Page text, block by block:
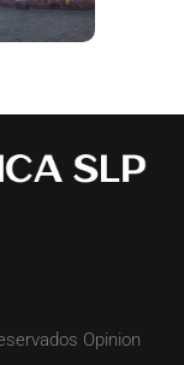
Opinion